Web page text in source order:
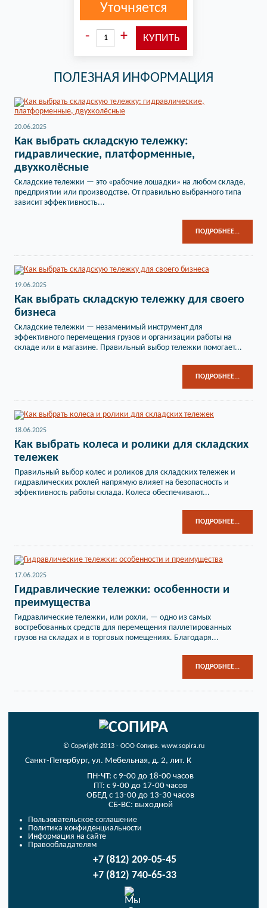
Уточняется
ПОЛЕЗНАЯ ИНФОРМАЦИЯ
20.06.2025
Как выбрать складскую тележку:
гидравлические, платформенные,
двухколёсные
Складские тележки — это «рабочие лошадки» на любом складе,
предприятии или производстве. От правильно выбранного типа
зависит эффективность...
ПОДРОБНЕЕ...
19.06.2025
Как выбрать складскую тележку для своего
бизнеса
Складские тележки — незаменимый инструмент для
эффективного перемещения грузов и организации работы на
складе или в магазине. Правильный выбор тележки помогает...
ПОДРОБНЕЕ...
18.06.2025
Как выбрать колеса и ролики для складских
тележек
Правильный выбор колес и роликов для складских тележек и
гидравлических рохлей напрямую влияет на безопасность и
эффективность работы склада. Колеса обеспечивают...
ПОДРОБНЕЕ...
17.06.2025
Гидравлические тележки: особенности и
преимущества
Гидравлические тележки, или рохли, — одно из самых
востребованных средств для перемещения паллетированных
грузов на складах и в торговых помещениях. Благодаря...
ПОДРОБНЕЕ...
© Copyright 2013 - ООО Сопира. www.sopira.ru
Санкт-Петербург, ул. Мебельная, д. 2, лит. К
ПН-ЧТ: с 9-00 до 18-00 часов
ПТ: с 9-00 до 17-00 часов
ОБЕД с 13-00 до 13-30 часов
СБ-ВС: выходной
Пользовательское соглашение
Политика конфиденциальности
Информация на сайте
Правообладателям
+7 (812) 209-05-45
+7 (812) 740-65-33